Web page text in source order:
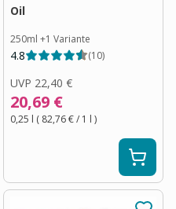
Oil
250ml +1 Variante
4.8 (10)
UVP 22,40 €
20,69 €
0,25 l ( 82,76 €/ 1 l )